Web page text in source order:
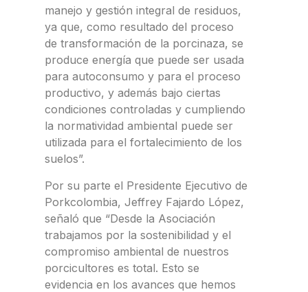
manejo y gestión integral de residuos,
ya que, como resultado del proceso
de transformación de la porcinaza, se
produce energía que puede ser usada
para autoconsumo y para el proceso
productivo, y además bajo ciertas
condiciones controladas y cumpliendo
la normatividad ambiental puede ser
utilizada para el fortalecimiento de los
suelos”.
Por su parte el Presidente Ejecutivo de
Porkcolombia, Jeffrey Fajardo López,
señaló que “Desde la Asociación
trabajamos por la sostenibilidad y el
compromiso ambiental de nuestros
porcicultores es total. Esto se
evidencia en los avances que hemos